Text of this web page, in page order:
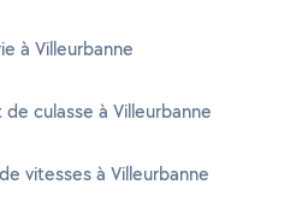
à Villeurbanne
culasse à Villeurbanne
vitesses à Villeurbanne